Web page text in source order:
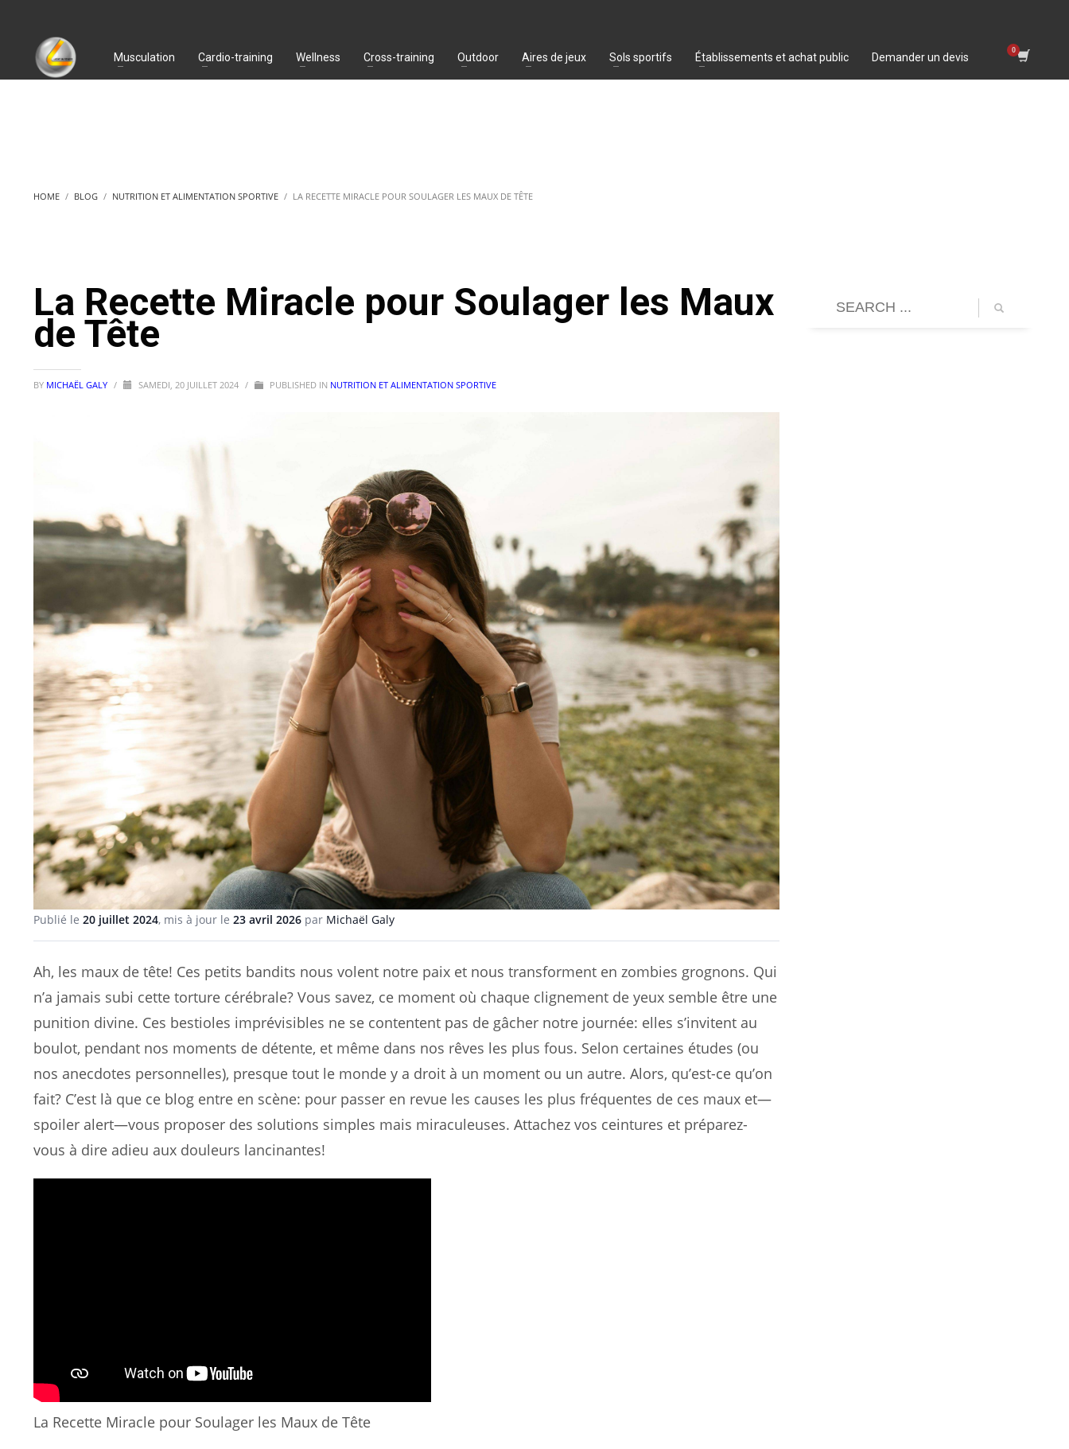
Musculation Cardio-training Wellness Cross-training Outdoor Aires de jeux Sols sportifs Établissements et achat public Demander un devis
HOME BLOG NUTRITION ET ALIMENTATION SPORTIVE LA RECETTE MIRACLE POUR SOULAGER LES MAUX DE TÊTE
La Recette Miracle pour Soulager les Maux
de Tête
BY MICHAËL GALY / SAMEDI, 20 JUILLET 2024 / PUBLISHED IN NUTRITION ET ALIMENTATION SPORTIVE
Publié le 20 juillet 2024, mis à jour le 23 avril 2026 par Michaël Galy
Ah, les maux de tête! Ces petits bandits nous volent notre paix et nous transforment en zombies grognons. Qui
n’a jamais subi cette torture cérébrale? Vous savez, ce moment où chaque clignement de yeux semble être une
punition divine. Ces bestioles imprévisibles ne se contentent pas de gâcher notre journée: elles s’invitent au
boulot, pendant nos moments de détente, et même dans nos rêves les plus fous. Selon certaines études (ou
nos anecdotes personnelles), presque tout le monde y a droit à un moment ou un autre. Alors, qu’est-ce qu’on
fait? C’est là que ce blog entre en scène: pour passer en revue les causes les plus fréquentes de ces maux et—
spoiler alert—vous proposer des solutions simples mais miraculeuses. Attachez vos ceintures et préparez-
vous à dire adieu aux douleurs lancinantes!
La Recette Miracle pour Soulager les Maux de Tête